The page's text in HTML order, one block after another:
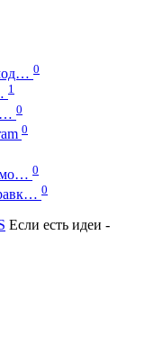
0
1
… 0
0
мо… 0
0
Если есть идеи -